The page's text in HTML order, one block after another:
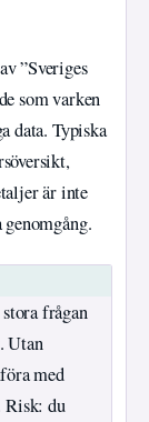
”Sveriges
som varken
data. Typiska
är inte
frågan
Utan
med
Risk: du